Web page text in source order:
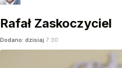
Rafał Zaskoczyciel
Dodano: dzisiaj 7:30